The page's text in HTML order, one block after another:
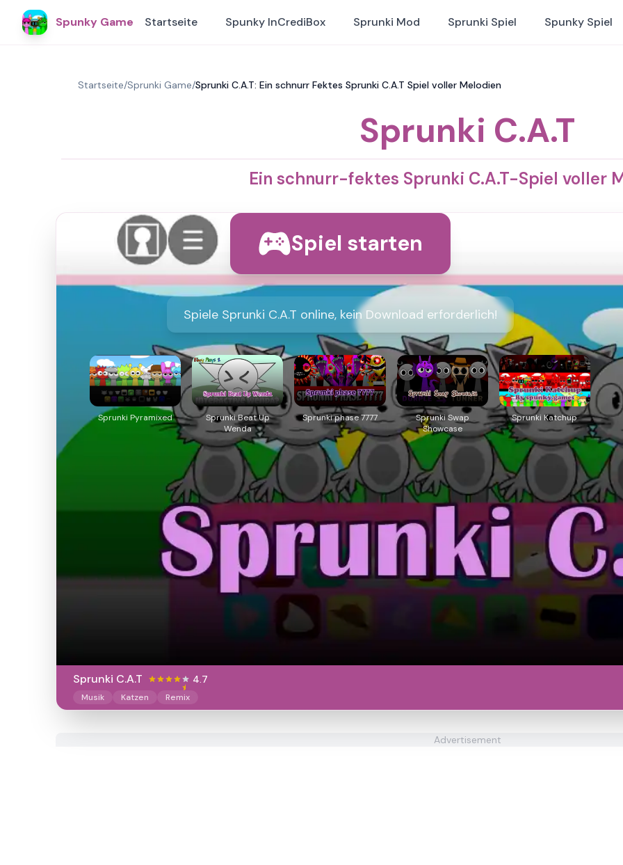
Spunky Game Startseite Spunky InCrediBox Sprunki Mod Sprunki Spiel Spunky Spiel
Startseite/Sprunki Game/Sprunki C.A.T: Ein schnurr Fektes Sprunki C.A.T Spiel voller Melodien
Sprunki C.A.T
Ein schnurr-fektes Sprunki C.A.T-Spiel voller
Spiel starten
Spiele Sprunki C.A.T online, kein Download erforderlich!
Sprunki Pyramixed
Sprunki Beat Up
Wenda
Sprunki phase 7777
Sprunki Swap
Showcase
Sprunki Katchup
Sprunki C.A.T 4.7
Musik Katzen Remix
Advertisement